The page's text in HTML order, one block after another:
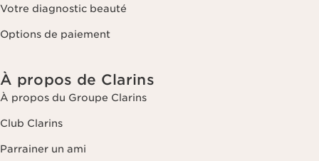
Votre diagnostic beauté
Options de paiement
À propos de Clarins
À propos du Groupe Clarins
Club Clarins
Parrainer un ami